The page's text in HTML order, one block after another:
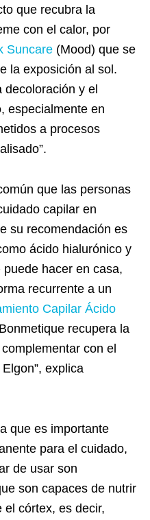
que recubra la
con el calor, por
Suncare (Mood) que se
la exposición al sol.
y el
especialmente en
a procesos
que las personas
capilar en
su recomendación es
ácido hialurónico y
hacer en casa,
recurrente a un
Capilar Ácido
recupera la
con el
explica
que es importante
para el cuidado,
de usar son
son capaces de nutrir
el córtex, es decir,